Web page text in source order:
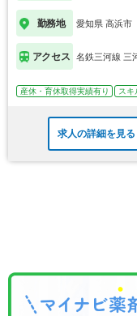
勤務地 愛知県 高浜市
アクセス 名鉄三河線 三
産休・育休取得実績有り スキ
求人の詳細を見る